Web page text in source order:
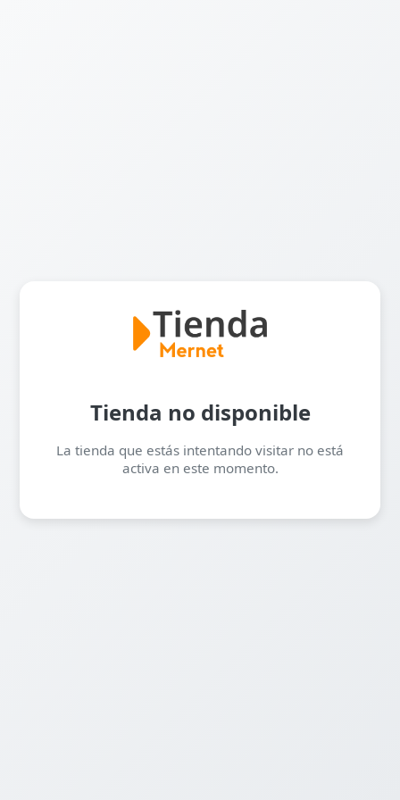
Tienda no disponible
La tienda que estás intentando visitar no está
activa en este momento.